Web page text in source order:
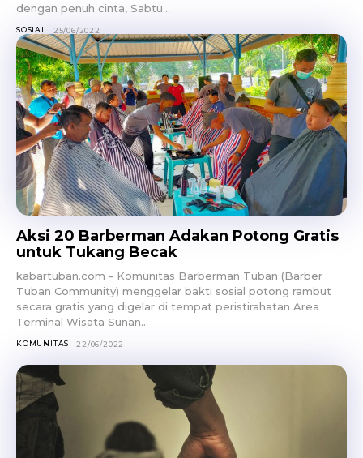
dengan penuh cinta, Sabtu...
SOSIAL 25/06/2022
Aksi 20 Barberman Adakan Potong Gratis
untuk Tukang Becak
kabartuban.com - Komunitas Barberman Tuban (Barber
Tuban Community) menggelar bakti sosial potong rambut
secara gratis yang digelar di tempat peristirahatan Area
Terminal Wisata Sunan...
KOMUNITAS 22/06/2022